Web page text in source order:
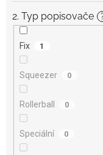
2. Typ popisovače
Fix 1
Squeezer 0
Rollerball 0
Speciální 0